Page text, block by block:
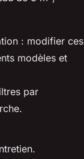
: modifier ces
modèles et
par